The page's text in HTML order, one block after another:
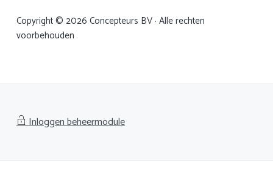
Copyright © 2026 Concepteurs BV · Alle rechten
voorbehouden
Inloggen beheermodule